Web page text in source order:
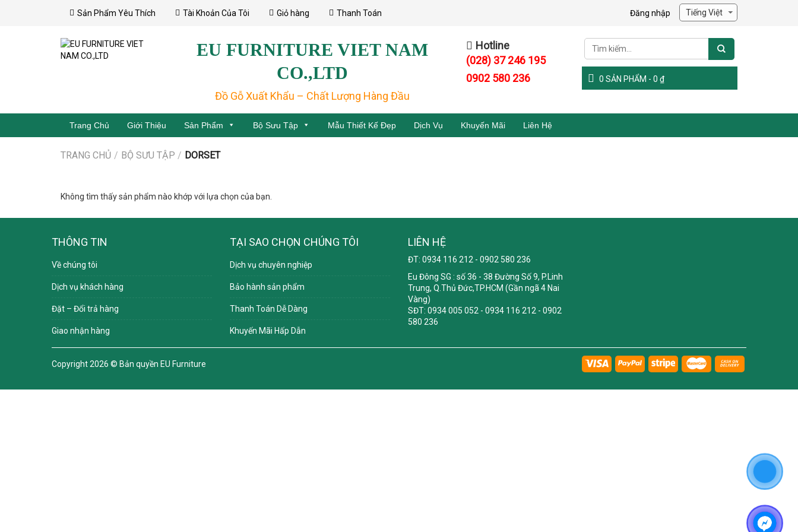
Sản Phẩm Yêu Thích Tài Khoản Của Tôi Giỏ hàng Thanh Toán Đăng nhập
EU FURNITURE VIET NAM
CO.,LTD
Đồ Gỗ Xuất Khẩu – Chất Lượng Hàng Đầu
Hotline
(028) 37 246 195
0902 580 236
0 SẢN PHẨM - 0 ₫
Trang Chủ Giới Thiệu Sản Phẩm Bộ Sưu Tập Mẫu Thiết Kế Đẹp Dịch Vụ Khuyến Mãi Liên Hệ
TRANG CHỦ / BỘ SƯU TẬP / DORSET
Không tìm thấy sản phẩm nào khớp với lựa chọn của bạn.
THÔNG TIN
Về chúng tôi
Dịch vụ khách hàng
Đặt – Đổi trả hàng
Giao nhận hàng
TẠI SAO CHỌN CHÚNG TÔI
Dịch vụ chuyên nghiệp
Bảo hành sản phẩm
Thanh Toán Dễ Dàng
Khuyến Mãi Hấp Dẫn
LIÊN HỆ
ĐT: 0934 116 212 - 0902 580 236
Eu Đông SG : số 36 - 38 Đường Số 9, P.Linh
Trung, Q.Thủ Đức,TP.HCM (Gần ngã 4 Nai
Vàng)
SĐT: 0934 005 052 - 0934 116 212 - 0902
580 236
Copyright 2026 © Bản quyền EU Furniture